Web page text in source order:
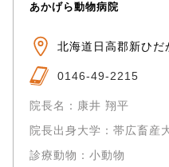
あかげら動物病院
北海道日高郡新ひ
0146-49-2215
院長名：康井 翔平
院長出身大学：帯広畜産
診療動物：小動物